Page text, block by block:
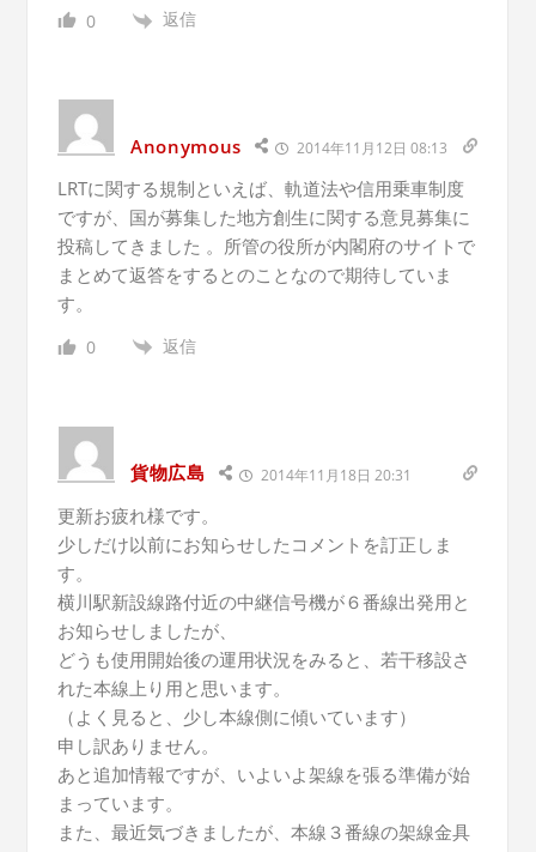
0 返信
Anonymous 2014年11月12日 08:13
LRTに関する規制といえば、軌道法や信用乗車制度
ですが、国が募集した地方創生に関する意見募集に
投稿してきました 。所管の役所が内閣府のサイトで
まとめて返答をするとのことなので期待していま
す。
0 返信
貨物広島 2014年11月18日 20:31
更新お疲れ様です。
少しだけ以前にお知らせしたコメントを訂正しま
す。
横川駅新設線路付近の中継信号機が６番線出発用と
お知らせしましたが、
どうも使用開始後の運用状況をみると、若干移設さ
れた本線上り用と思います。
（よく見ると、少し本線側に傾いています）
申し訳ありません。
あと追加情報ですが、いよいよ架線を張る準備が始
まっています。
また、最近気づきましたが、本線３番線の架線金具